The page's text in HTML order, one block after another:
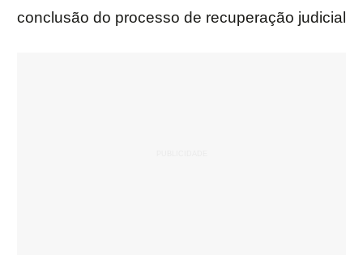
conclusão do processo de recuperação judicial